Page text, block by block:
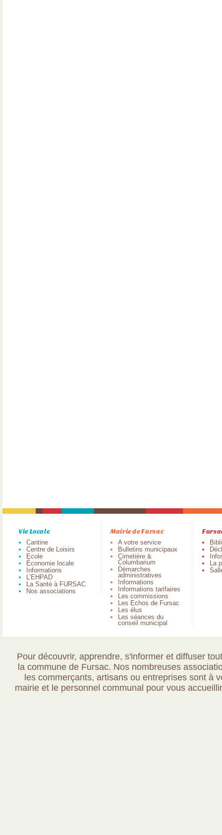
Vie Locale
Cantine
Centre de Loisirs
Ecole
Économie locale
Informations
L’EHPAD
La Santé à FURSAC
Nos associations
Mairie de Fursac
A votre service
Bulletins municipaux
Cimetière &
Columbarium
Démarches
administratives
Informations
Informations tarifaires
Les commissions
Les Echos de Fursac
Les élus
Les séances du
conseil municipal
La
Pour découvrir, apprendre, s'informer et diffuser
la commune de Fursac. Nos nombreuses
les commerçants, artisans ou entreprises sont à
mairie et le personnel communal pour vous